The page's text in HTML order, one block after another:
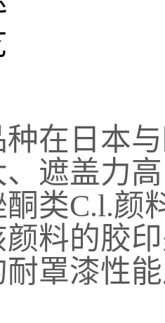
种在日本
、遮盖力
类C.l.颜
颜料的胶
罩漆性